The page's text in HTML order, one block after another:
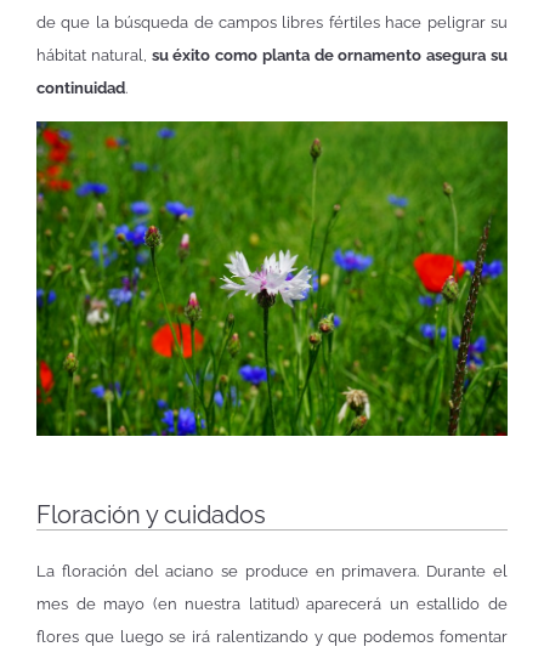
de que la búsqueda de campos libres fértiles hace peligrar su
hábitat natural, su éxito como planta de ornamento asegura su
continuidad.
Floración y cuidados
La floración del aciano se produce en primavera. Durante el
mes de mayo (en nuestra latitud) aparecerá un estallido de
flores que luego se irá ralentizando y que podemos fomentar